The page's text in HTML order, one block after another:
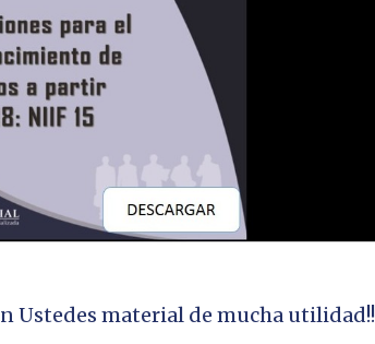
Ustedes material de mucha utilidad!!